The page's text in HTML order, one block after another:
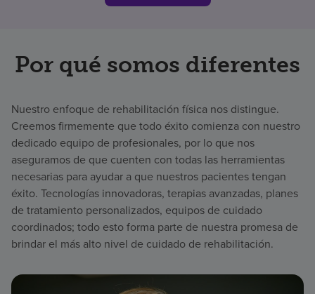
Por qué somos diferentes
Nuestro enfoque de rehabilitación física nos distingue.
Creemos firmemente que todo éxito comienza con nuestro
dedicado equipo de profesionales, por lo que nos
aseguramos de que cuenten con todas las herramientas
necesarias para ayudar a que nuestros pacientes tengan
éxito. Tecnologías innovadoras, terapias avanzadas, planes
de tratamiento personalizados, equipos de cuidado
coordinados; todo esto forma parte de nuestra promesa de
brindar el más alto nivel de cuidado de rehabilitación.